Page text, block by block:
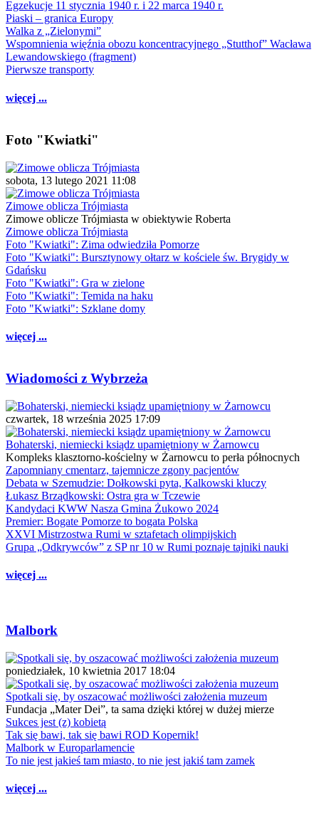
Egzekucje 11 stycznia 1940 r. i 22 marca 1940 r.
Piaski – granica Europy
Walka z „Zielonymi”
Wspomnienia więźnia obozu koncentracyjnego „Stutthof” Wacława
Lewandowskiego (fragment)
Pierwsze transporty
więcej ...
Foto "Kwiatki"
sobota, 13 lutego 2021 11:08
Zimowe oblicza Trójmiasta
Zimowe oblicze Trójmiasta w obiektywie Roberta
Zimowe oblicza Trójmiasta
Foto "Kwiatki": Zima odwiedziła Pomorze
Foto "Kwiatki": Bursztynowy ołtarz w kościele św. Brygidy w
Gdańsku
Foto "Kwiatki": Gra w zielone
Foto "Kwiatki": Temida na haku
Foto "Kwiatki": Szklane domy
więcej ...
Wiadomości z Wybrzeża
czwartek, 18 września 2025 17:09
Bohaterski, niemiecki ksiądz upamiętniony w Żarnowcu
Kompleks klasztorno-kościelny w Żarnowcu to perła północnych
Zapomniany cmentarz, tajemnicze zgony pacjentów
Debata w Szemudzie: Dołkowski pyta, Kalkowski kluczy
Łukasz Brządkowski: Ostra gra w Tczewie
Kandydaci KWW Nasza Gmina Żukowo 2024
Premier: Bogate Pomorze to bogata Polska
XXVI Mistrzostwa Rumi w sztafetach olimpijskich
Grupa „Odkrywców” z SP nr 10 w Rumi poznaje tajniki nauki
więcej ...
Malbork
poniedziałek, 10 kwietnia 2017 18:04
Spotkali się, by oszacować możliwości założenia muzeum
Fundacja „Mater Dei”, ta sama dzięki której w dużej mierze
Sukces jest (z) kobietą
Tak się bawi, tak się bawi ROD Kopernik!
Malbork w Europarlamencie
To nie jest jakieś tam miasto, to nie jest jakiś tam zamek
więcej ...